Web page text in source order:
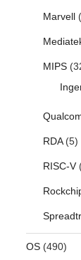
Marvell
MIPS
RDA(5)
RISC-V
OS(490)